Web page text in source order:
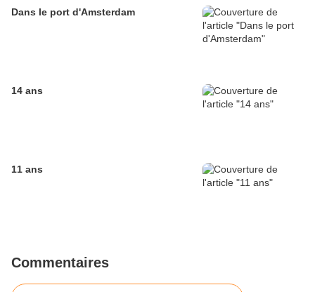
Dans le port d'Amsterdam
14 ans
11 ans
Commentaires